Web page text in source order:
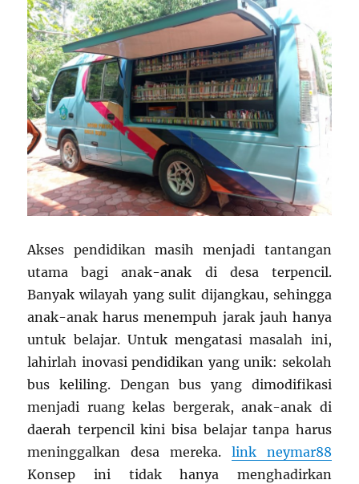
Akses pendidikan masih menjadi tantangan
utama bagi anak-anak di desa terpencil.
Banyak wilayah yang sulit dijangkau, sehingga
anak-anak harus menempuh jarak jauh hanya
untuk belajar. Untuk mengatasi masalah ini,
lahirlah inovasi pendidikan yang unik: sekolah
bus keliling. Dengan bus yang dimodifikasi
menjadi ruang kelas bergerak, anak-anak di
daerah terpencil kini bisa belajar tanpa harus
meninggalkan desa mereka. link neymar88
Konsep ini tidak hanya menghadirkan